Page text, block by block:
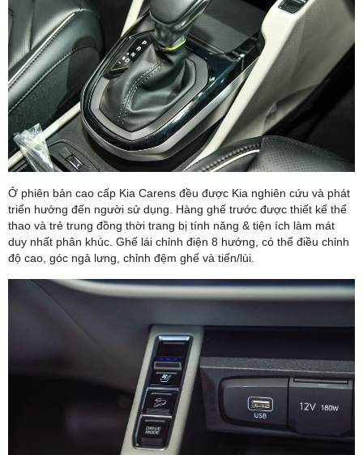
Ở phiên bản cao cấp Kia Carens đều được Kia nghiên cứu và phát
triển hướng đến người sử dụng. Hàng ghế trước được thiết kế thể
thao và trẻ trung đồng thời trang bị tính năng & tiện ích làm mát
duy nhất phân khúc. Ghế lái chỉnh điện 8 hướng, có thể điều chỉnh
độ cao, góc ngả lưng, chỉnh đệm ghế và tiến/lùi.